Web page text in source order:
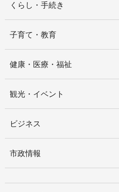
くらし・手続き
子育て・教育
健康・医療・福祉
観光・イベント
ビジネス
市政情報